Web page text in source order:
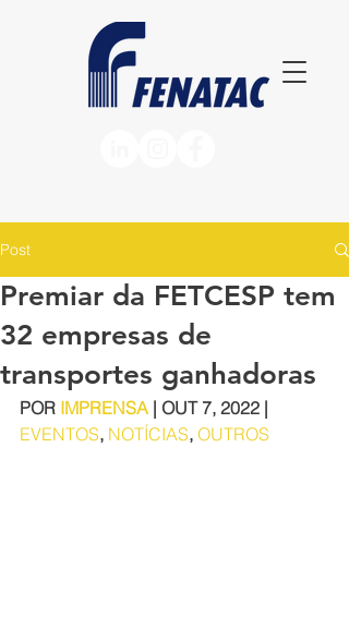
Post
Premiar da FETCESP tem
32 empresas de
transportes ganhadoras
POR IMPRENSA | OUT 7, 2022 |
EVENTOS, NOTÍCIAS, OUTROS